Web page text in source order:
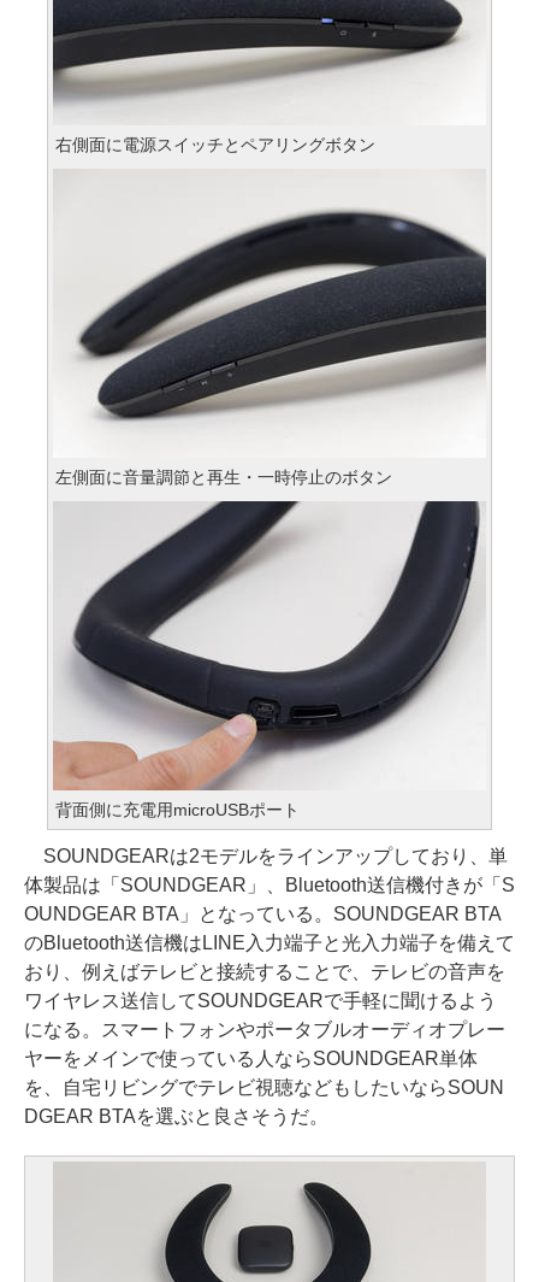
右側面に電源スイッチとペアリングボタン
左側面に音量調節と再生・一時停止のボタン
背面側に充電用microUSBポート
SOUNDGEARは2モデルをラインアップしており、単
体製品は「SOUNDGEAR」、Bluetooth送信機付きが「S
OUNDGEAR BTA」となっている。SOUNDGEAR BTA
のBluetooth送信機はLINE入力端子と光入力端子を備えて
おり、例えばテレビと接続することで、テレビの音声を
ワイヤレス送信してSOUNDGEARで手軽に聞けるよう
になる。スマートフォンやポータブルオーディオプレー
ヤーをメインで使っている人ならSOUNDGEAR単体
を、自宅リビングでテレビ視聴などもしたいならSOUN
DGEAR BTAを選ぶと良さそうだ。